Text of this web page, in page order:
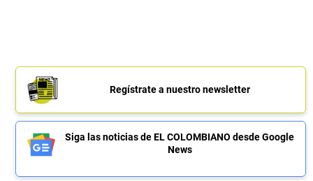
Regístrate a nuestro newsletter
Siga las noticias de EL COLOMBIANO desde Google
News